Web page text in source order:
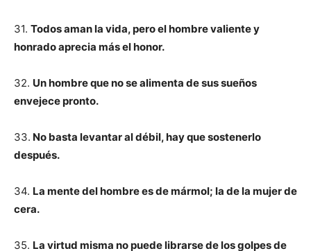
31. Todos aman la vida, pero el hombre valiente y
honrado aprecia más el honor.
32. Un hombre que no se alimenta de sus sueños
envejece pronto.
33. No basta levantar al débil, hay que sostenerlo
después.
34. La mente del hombre es de mármol; la de la mujer de
cera.
35. La virtud misma no puede librarse de los golpes de